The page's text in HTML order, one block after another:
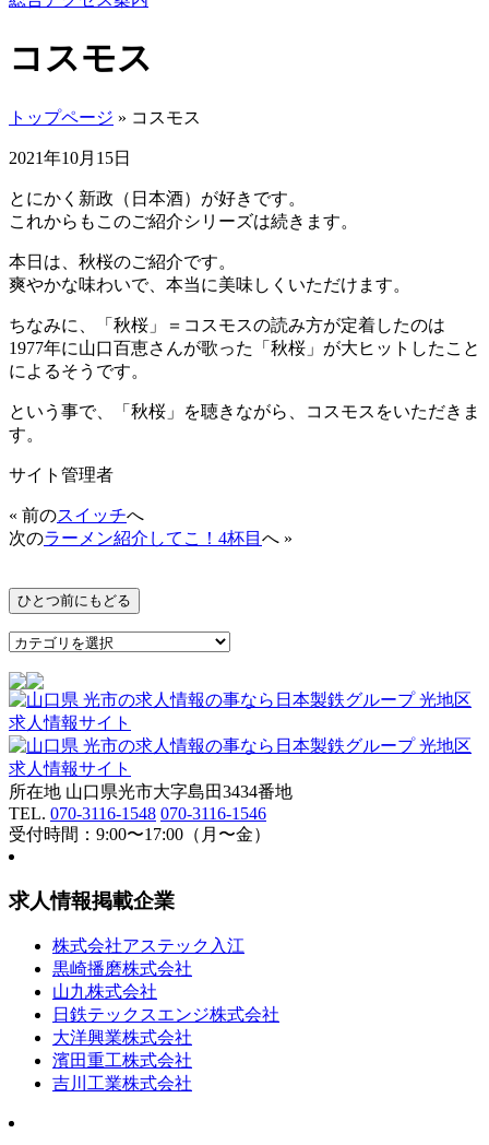
コスモス
トップページ » コスモス
2021年10月15日
とにかく新政（日本酒）が好きです。
これからもこのご紹介シリーズは続きます。
本日は、秋桜のご紹介です。
爽やかな味わいで、本当に美味しくいただけます。
ちなみに、「秋桜」＝コスモスの読み方が定着したのは
1977年に山口百恵さんが歌った「秋桜」が大ヒットしたこと
によるそうです。
という事で、「秋桜」を聴きながら、コスモスをいただきま
す。
サイト管理者
« 前のスイッチへ
次のラーメン紹介してこ！4杯目 へ »
所在地 山口県光市大字島田3434番地
TEL. 070-3116-1548 070-3116-1546
受付時間：9:00〜17:00（月〜金）
求人情報掲載企業
株式会社アステック入江
黒崎播磨株式会社
山九株式会社
日鉄テックスエンジ株式会社
大洋興業株式会社
濱田重工株式会社
吉川工業株式会社